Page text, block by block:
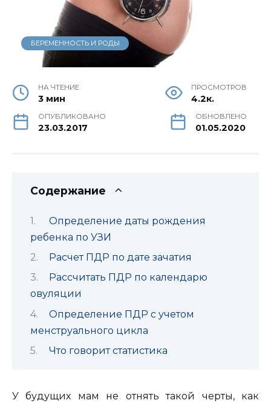
БЕРЕМЕННОСТЬ И РОДЫ
НА ЧТЕНИЕ
3 мин
ПРОСМОТРОВ
4.2к.
ОПУБЛИКОВАНО
23.03.2017
ОБНОВЛЕНО
01.05.2020
Содержание
Определение даты рождения
ребенка по УЗИ
Расчет ПДР по дате зачатия
Рассчитать ПДР по календарю
овуляции
Определение ПДР с учетом
менструального цикла
Что говорит статистика
У будущих мам не отнять такой черты, как